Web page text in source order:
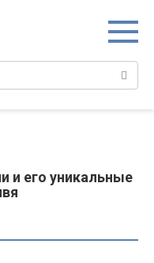
и его уникальные